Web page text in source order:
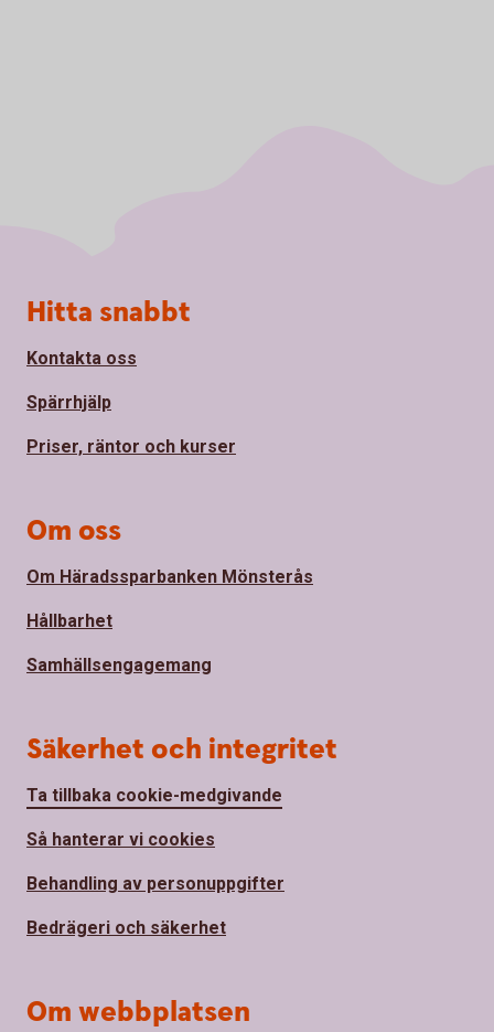
Sidfot
Hitta snabbt
Kontakta oss
Spärrhjälp
Priser, räntor och kurser
Om oss
Om Häradssparbanken Mönsterås
Hållbarhet
Samhällsengagemang
Säkerhet och integritet
Ta tillbaka cookie-medgivande
Så hanterar vi cookies
Behandling av personuppgifter
Bedrägeri och säkerhet
Om webbplatsen